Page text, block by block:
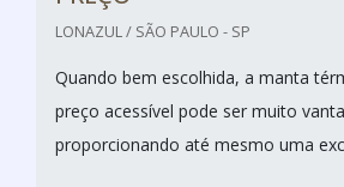
LONAZUL / SÃO PAULO - SP
Quando bem escolhida, a manta
preço acessível pode ser muito
proporcionando até mesmo uma